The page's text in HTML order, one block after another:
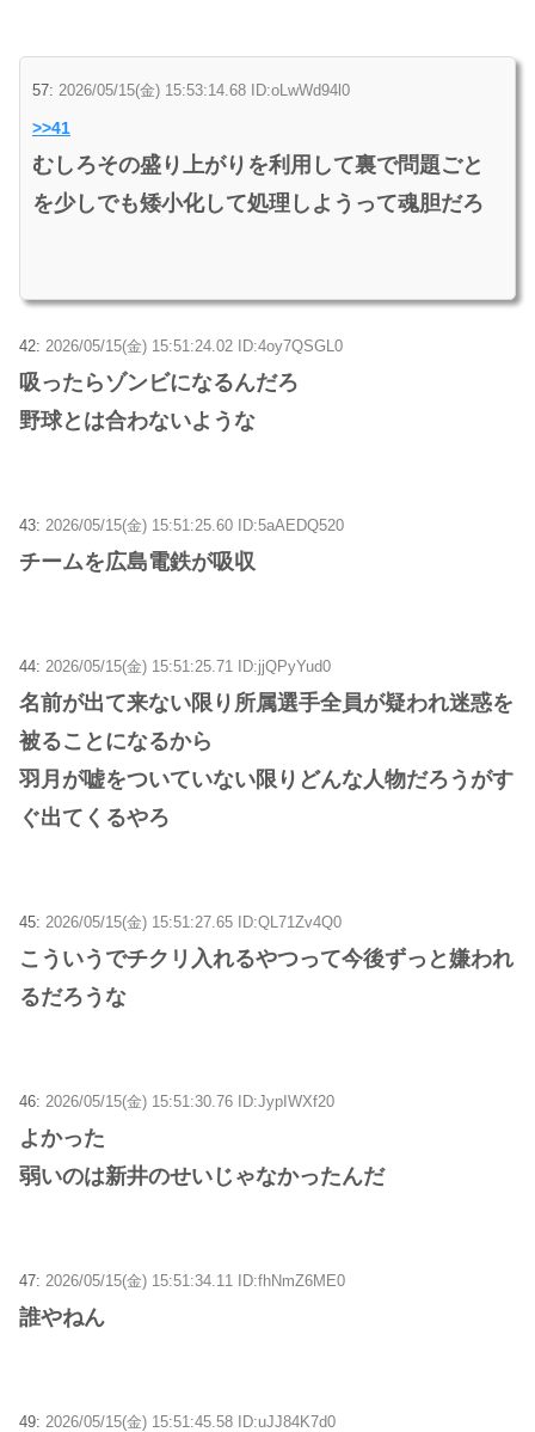
57: 2026/05/15(金) 15:53:14.68 ID:oLwWd94l0
>>41
むしろその盛り上がりを利用して裏で問題ごと
を少しでも矮小化して処理しようって魂胆だろ
42: 2026/05/15(金) 15:51:24.02 ID:4oy7QSGL0
吸ったらゾンビになるんだろ
野球とは合わないような
43: 2026/05/15(金) 15:51:25.60 ID:5aAEDQ520
チームを広島電鉄が吸収
44: 2026/05/15(金) 15:51:25.71 ID:jjQPyYud0
名前が出て来ない限り所属選手全員が疑われ迷惑を
被ることになるから
羽月が嘘をついていない限りどんな人物だろうがす
ぐ出てくるやろ
45: 2026/05/15(金) 15:51:27.65 ID:QL71Zv4Q0
こういうでチクリ入れるやつって今後ずっと嫌われ
るだろうな
46: 2026/05/15(金) 15:51:30.76 ID:JypIWXf20
よかった
弱いのは新井のせいじゃなかったんだ
47: 2026/05/15(金) 15:51:34.11 ID:fhNmZ6ME0
誰やねん
49: 2026/05/15(金) 15:51:45.58 ID:uJJ84K7d0